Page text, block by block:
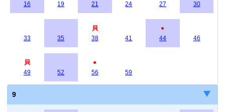
16
19
21 24
27
30
33 35
貝
38
41
●
44
46
貝
49
52
●
56
59
9